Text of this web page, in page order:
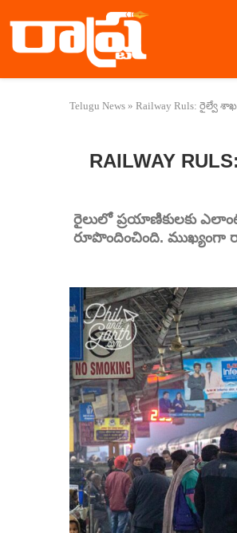
Telugu News » Railway Ruls: రైల్వే
RAILWAY
రైలులో ప్రయాణికులకు
రూపొందించింది. ముఖ్యంగా